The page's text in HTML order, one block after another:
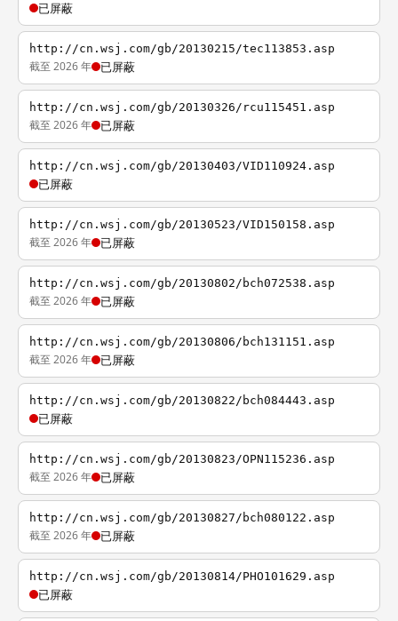
已屏蔽
http://cn.wsj.com/gb/20130215/tec113853.asp
截至 2026 年 已屏蔽
http://cn.wsj.com/gb/20130326/rcu115451.asp
截至 2026 年 已屏蔽
http://cn.wsj.com/gb/20130403/VID110924.asp
已屏蔽
http://cn.wsj.com/gb/20130523/VID150158.asp
截至 2026 年 已屏蔽
http://cn.wsj.com/gb/20130802/bch072538.asp
截至 2026 年 已屏蔽
http://cn.wsj.com/gb/20130806/bch131151.asp
截至 2026 年 已屏蔽
http://cn.wsj.com/gb/20130822/bch084443.asp
已屏蔽
http://cn.wsj.com/gb/20130823/OPN115236.asp
截至 2026 年 已屏蔽
http://cn.wsj.com/gb/20130827/bch080122.asp
截至 2026 年 已屏蔽
http://cn.wsj.com/gb/20130814/PHO101629.asp
已屏蔽